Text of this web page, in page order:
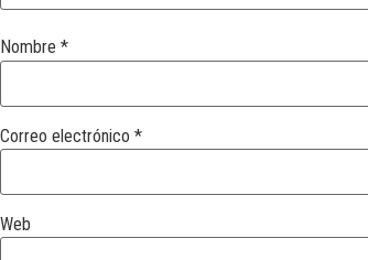
Nombre *
Correo electrónico *
Web